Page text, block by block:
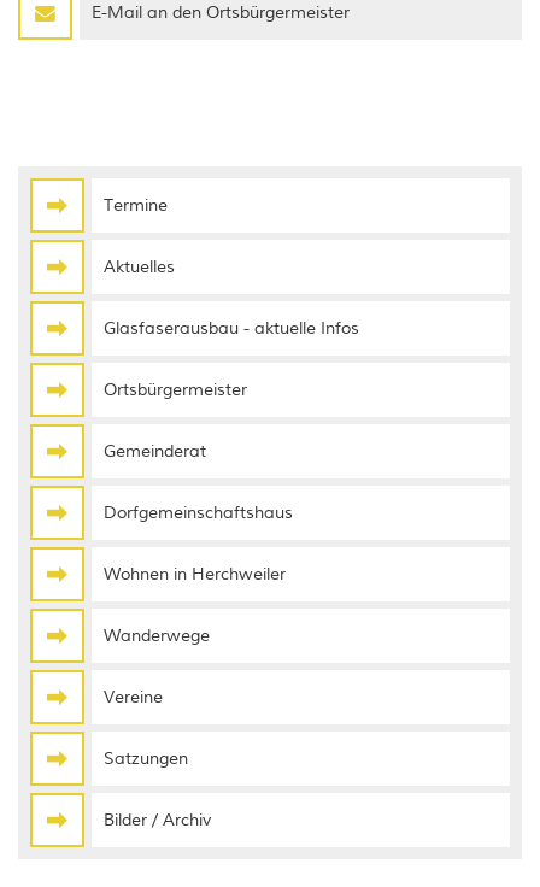
E-Mail an den Ortsbürgermeister
Termine
Aktuelles
Glasfaserausbau - aktuelle Infos
Ortsbürgermeister
Gemeinderat
Dorfgemeinschaftshaus
Wohnen in Herchweiler
Wanderwege
Vereine
Satzungen
Bilder / Archiv